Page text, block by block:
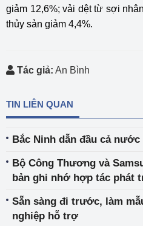
giảm 12,6%; vải dệt từ sợi
thủy sản giảm 4,4%.
Tác giả: An Bình
TIN LIÊN QUAN
Bắc Ninh dẫn đầu cả
Bộ Công Thương và
bản ghi nhớ hợp tác phát
Sẵn sàng đi trước, làm
nghiệp hỗ trợ